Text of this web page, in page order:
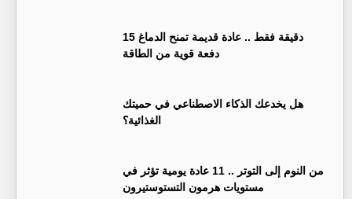
15 دقيقة فقط .. عادة قديمة تمنح الدماغ
دفعة قوية من الطاقة
هل يخدعك الذكاء الاصطناعي في حميتك
الغذائية؟
من النوم إلى التوتر .. 11 عادة يومية تؤثر في
مستويات هرمون التستوستيرون